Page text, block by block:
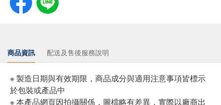
商品資訊 配送及售後服務說明
※ 製造日期與有效期限，商品成分與適用注意事項皆標示
於包裝或產品中
※ 本產品網頁因拍攝關係，圖檔略有差異，實際以廠商出